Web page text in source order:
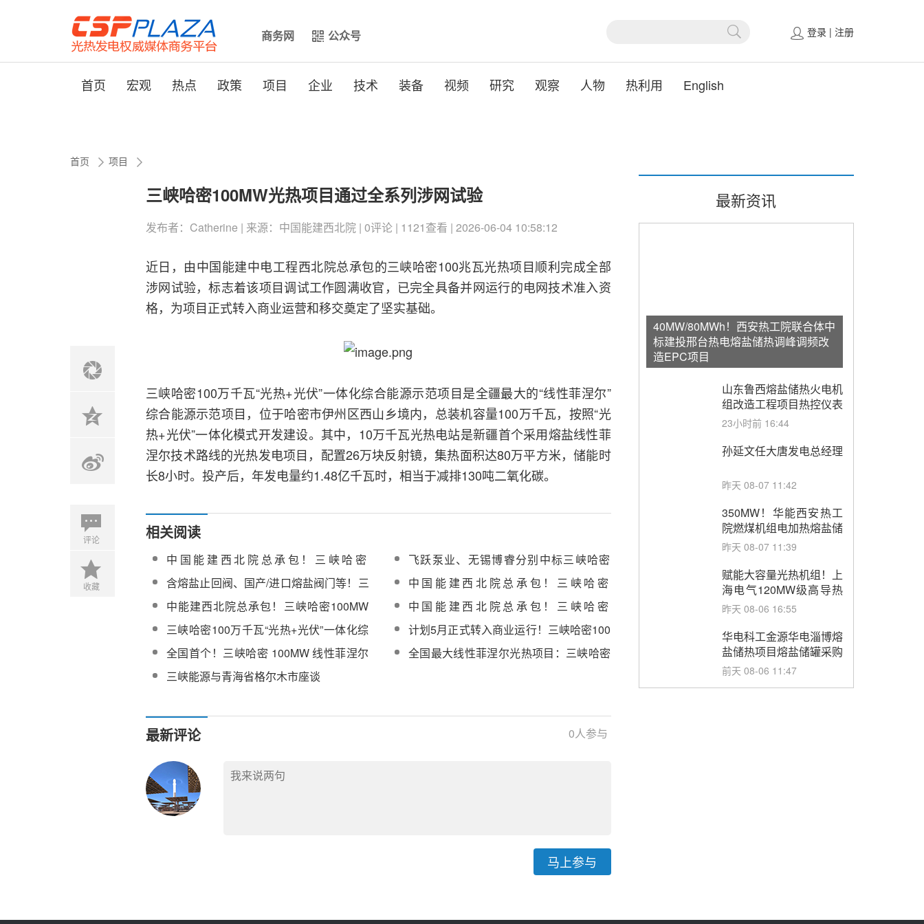
商务网 公众号 登录 | 注册
首页 宏观 热点 政策 项目 企业 技术 装备 视频 研究 观察 人物 热利用 English
首页 项目
三峡哈密100MW光热项目通过全系列涉网试验
发布者：Catherine | 来源：中国能建西北院 | 0评论 | 1121查看 | 2026-06-04 10:58:12
近日，由中国能建中电工程西北院总承包的三峡哈密100兆瓦光热项目顺利完成全部
涉网试验，标志着该项目调试工作圆满收官，已完全具备并网运行的电网技术准入资
格，为项目正式转入商业运营和移交奠定了坚实基础。
三峡哈密100万千瓦“光热+光伏”一体化综合能源示范项目是全疆最大的“线性菲涅尔”
综合能源示范项目，位于哈密市伊州区西山乡境内，总装机容量100万千瓦，按照“光
热+光伏”一体化模式开发建设。其中，10万千瓦光热电站是新疆首个采用熔盐线性菲
涅尔技术路线的光热发电项目，配置26万块反射镜，集热面积达80万平方米，储能时
长8小时。投产后，年发电量约1.48亿千瓦时，相当于减排130吨二氧化碳。
评论
收藏
相关阅读
中国能建西北院总承包！三峡哈密
100MW光热项目反射镜全面组装安装 ​
飞跃泵业、无锡博睿分别中标三峡哈密
100MW光热项目疏盐泵、启动给水电加
热器采购
含熔盐止回阀、国产/进口熔盐阀门等！三
峡哈密100MW光热项目（第4批）辅机设
备采购中标候选人公示
中国能建西北院总承包！三峡哈密
100MW光热项目进入投产冲刺阶段
中能建西北院总承包！三峡哈密100MW
光热项目完成汽机扣盖及聚光集热系统安
装
中国能建西北院总承包！三峡哈密
100MW光热项目全系统满负荷运行
三峡哈密100万千瓦“光热+光伏”一体化综
合能源示范项目运行稳定
计划5月正式转入商业运行！三峡哈密100
万千瓦“光热+光伏”一体化项目已实现全球
首个光热电站APS一键启停功能
全国首个！三峡哈密 100MW 线性菲涅尔
光热电站 6 月正式商运
全国最大线性菲涅尔光热项目：三峡哈密
三峡能源与青海省格尔木市座谈
最新评论 0人参与
马上参与
最新资讯
40MW/80MWh！西安热工院联合体中
标建投邢台热电熔盐储热调峰调频改
造EPC项目
山东鲁西熔盐储热火电机
组改造工程项目热控仪表
成套设备采购
23小时前 16:44
孙延文任大唐发电总经理
昨天 08-07 11:42
350MW！华能西安热工
院燃煤机组电加热熔盐储
能提升机组灵活性改造项
务采购
昨天 08-07 11:39
赋能大容量光热机组！上
海电气120MW级高导热
空冷发电机通过型式试验
昨天 08-06 16:55
华电科工金源华电淄博熔
盐储热项目熔盐储罐采购
前天 08-06 11:47
前天 08-05 17:09